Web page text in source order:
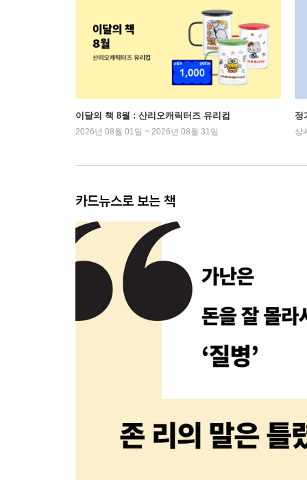
이달의 책 8월 : 산리오캐릭터즈 유리컵
2026년 08월 01일 ~ 2026년 08월 31일
정
상
카드뉴스로 보는 책